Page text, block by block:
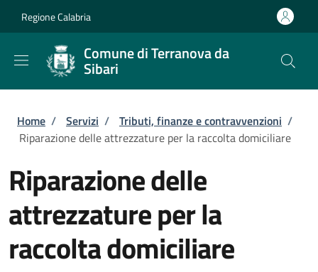
Regione Calabria
Comune di Terranova da
Sibari
Briciole di pane
Home / Servizi / Tributi, finanze e contravvenzioni /
Riparazione delle attrezzature per la raccolta domiciliare
Riparazione delle
attrezzature per la
raccolta domiciliare